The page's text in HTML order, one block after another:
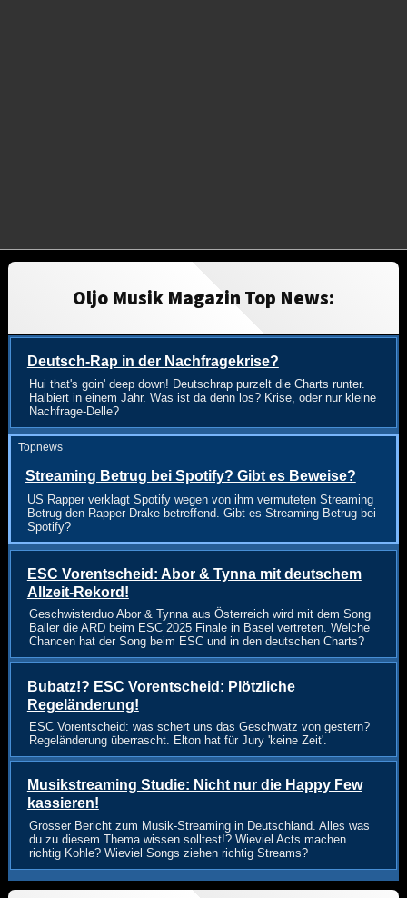
Oljo Musik Magazin Top News:
Deutsch-Rap in der Nachfragekrise?
Hui that's goin' deep down! Deutschrap purzelt die Charts runter.
Halbiert in einem Jahr. Was ist da denn los? Krise, oder nur kleine
Nachfrage-Delle?
Topnews
Streaming Betrug bei Spotify? Gibt es Beweise?
US Rapper verklagt Spotify wegen von ihm vermuteten Streaming
Betrug den Rapper Drake betreffend. Gibt es Streaming Betrug bei
Spotify?
ESC Vorentscheid: Abor & Tynna mit deutschem
Allzeit-Rekord!
Geschwisterduo Abor & Tynna aus Österreich wird mit dem Song
Baller die ARD beim ESC 2025 Finale in Basel vertreten. Welche
Chancen hat der Song beim ESC und in den deutschen Charts?
Bubatz!? ESC Vorentscheid: Plötzliche
Regeländerung!
ESC Vorentscheid: was schert uns das Geschwätz von gestern?
Regeländerung überrascht. Elton hat für Jury 'keine Zeit'.
Musikstreaming Studie: Nicht nur die Happy Few
kassieren!
Grosser Bericht zum Musik-Streaming in Deutschland. Alles was
du zu diesem Thema wissen solltest!? Wieviel Acts machen
richtig Kohle? Wieviel Songs ziehen richtig Streams?